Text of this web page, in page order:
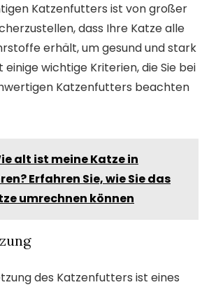
Katzenfutters ist von großer
dass Ihre Katze alle
erhält, um gesund und stark
einige wichtige Kriterien, die Sie bei
Katzenfutters beachten
alt ist meine Katze in
Erfahren Sie, wie Sie das
umrechnen können
des Katzenfutters ist eines